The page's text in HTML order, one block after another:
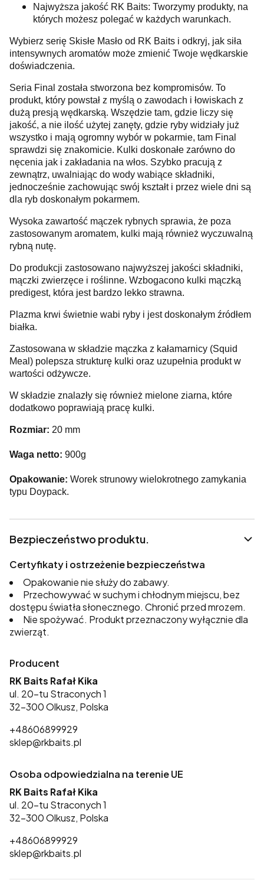
Najwyższa jakość RK Baits: Tworzymy produkty, na
których możesz polegać w każdych warunkach.
Wybierz serię Skisłe Masło od RK Baits i odkryj, jak siła
intensywnych aromatów może zmienić Twoje wędkarskie
doświadczenia.
Seria Final została stworzona bez kompromisów. To
produkt, który powstał z myślą o zawodach i łowiskach z
dużą presją wędkarską. Wszędzie tam, gdzie liczy się
jakość, a nie ilość użytej zanęty, gdzie ryby widziały już
wszystko i mają ogromny wybór w pokarmie, tam Final
sprawdzi się znakomicie. Kulki doskonałe zarówno do
nęcenia jak i zakładania na włos. Szybko pracują z
zewnątrz, uwalniając do wody wabiące składniki,
jednocześnie zachowując swój kształt i przez wiele dni są
dla ryb doskonałym pokarmem.
Wysoka zawartość mączek rybnych sprawia, że poza
zastosowanym aromatem, kulki mają również wyczuwalną
rybną nutę.
Do produkcji zastosowano najwyższej jakości składniki,
mączki zwierzęce i roślinne. Wzbogacono kulki mączką
predigest, która jest bardzo lekko strawna.
Plazma krwi świetnie wabi ryby i jest doskonałym źródłem
białka.
Zastosowana w składzie mączka z kałamarnicy (Squid
Meal) polepsza strukturę kulki oraz uzupełnia produkt w
wartości odżywcze.
W składzie znalazły się również mielone ziarna, które
dodatkowo poprawiają pracę kulki.
Rozmiar: 20 mm
Waga netto: 900g
Opakowanie: Worek strunowy wielokrotnego zamykania
typu Doypack.
Bezpieczeństwo produktu.
Certyfikaty i ostrzeżenie bezpieczeństwa
Opakowanie nie służy do zabawy.
Przechowywać w suchym i chłodnym miejscu, bez
dostępu światła słonecznego. Chronić przed mrozem.
Nie spożywać. Produkt przeznaczony wyłącznie dla
zwierząt.
Producent
RK Baits Rafał Kika
ul. 20-tu Straconych 1
32-300 Olkusz, Polska
+48606899929
sklep@rkbaits.pl
Osoba odpowiedzialna na terenie UE
RK Baits Rafał Kika
ul. 20-tu Straconych 1
32-300 Olkusz, Polska
+48606899929
sklep@rkbaits.pl